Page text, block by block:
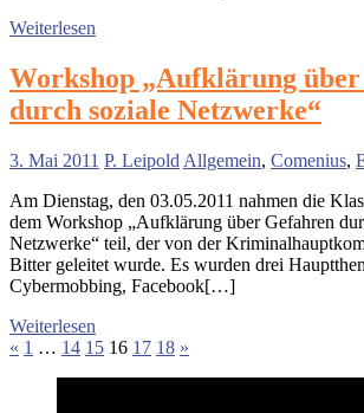
Weiterlesen
Workshop „Aufklärung
durch soziale Netzwerke“
3. Mai 2011 P. Leipold Allgemein, Comenius,
Am Dienstag, den 03.05.2011 nahmen die
dem Workshop „Aufklärung über Gefahren
Netzwerke“ teil, der von der
Bitter geleitet wurde. Es wurden drei
Cybermobbing, Facebook[…]
Weiterlesen
Seitennummerierung
« Vorherige
1 … 14 15 16 17 18 Nächste
»